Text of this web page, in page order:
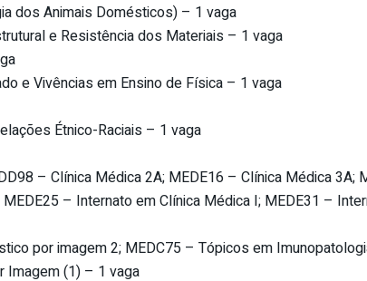
dos Animais Domésticos) – 1 vaga
e Resistência dos Materiais – 1 vaga
e Vivências em Ensino de Física – 1 vaga
Étnico-Raciais – 1 vaga
– Clínica Médica 2A; MEDE16 – Clínica Médica 3A;
– Internato em Clínica Médica I; MEDE31 –
por imagem 2; MEDC75 – Tópicos em
Imagem (1) – 1 vaga